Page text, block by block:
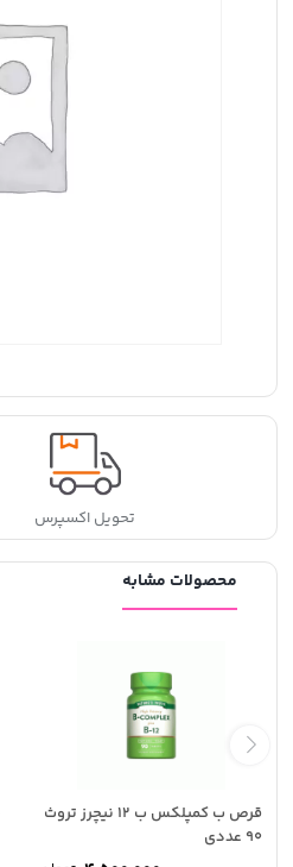
تحویل اکسپرس
محصولات مشابه
قرص ب کمپلکس ب 12 نیچرز تروث
90 عددی